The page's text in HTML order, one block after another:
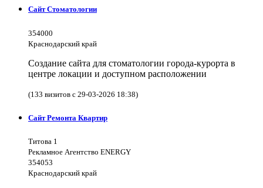
Сайт Стоматологии
354000
Краснодарский край
Создание сайта для стоматологии города-курорта в
центре локации и доступном расположении
(133 визитов с 29-03-2026 18:38)
Сайт Ремонта Квартир
Титова 1
Рекламное Агентство ENERGY
354053
Краснодарский край